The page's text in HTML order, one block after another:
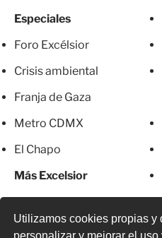
Utilizamos cookies propias y
personalizar y mejorar el
Especiales
Foro Excélsior
Crisis ambiental
Franja de Gaza
Metro CDMX
El Chapo
Más Excelsior